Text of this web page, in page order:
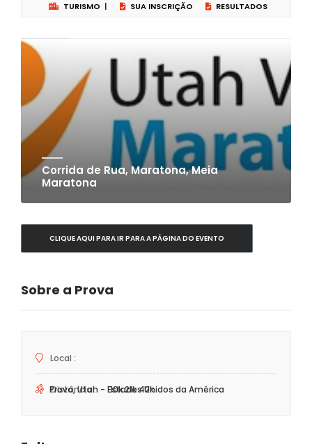
TURISMO | SUA INSCRIÇÃO RESULTADOS
Corrida de Rua, Maratona, Meia
Maratona
CLIQUE AQUI PARA IR PARA A PÁGINA DO EVENTO
Sobre a Prova
Local :
Provo, Utah - Estados Unidos da América
Distância : 10k 21k 42k